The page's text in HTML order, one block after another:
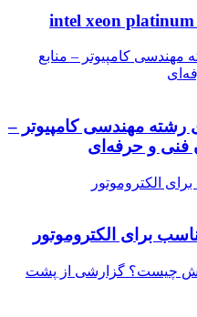
کامپیوتر – منابع
رشته مهندسی کامپیوتر –
فنی و حرفه‌ای
الکتروموتور
برای الکتروموتور
دوش چیست؟ گزارشی از پشت